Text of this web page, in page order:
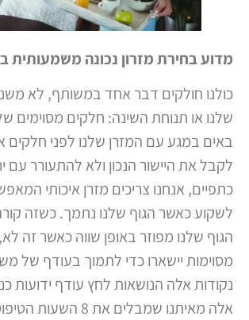
מדוע בחירת מזרון נכונה משמעותית
כולנו חולקים דבר אחד במשותף, לא משנה
שלנו או תנוחת השינה: חלקים מסוימים של
באים במגע עם המזרן שלנו לפני חלקים
לקבל את היישור הנכון ולא להתעורר עם
כתפיים, אנחנו צריכים מזרן איכותי
לשקוע כאשר הגוף שלנו נתמך. כשזה
הגוף שלנו מפוזר באופן שווה כאשר זה לא,
מסוימות יישארו כדי לתמוך בעודף של
נקודות אלה הנושאות לחץ עודף ידועות
אלה מאיתנו שמבלים את 8